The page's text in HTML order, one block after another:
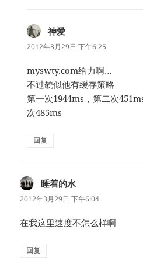
神爱
道：
2012年3月29日 下午6:25
myswty.com给力啊…
不过貌似他有缓存策略
第一次1944ms，第二次
次485ms
回复
睡着的水
道：
2012年3月29日 下午6:04
在我这里速度不怎么样啊
回复